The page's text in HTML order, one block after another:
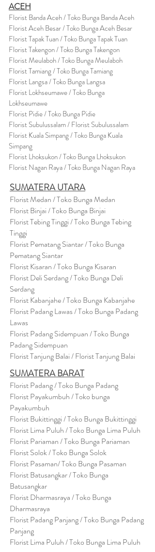
ACEH
Florist Banda Aceh / Toko Bunga Banda Aceh
Florist Aceh Besar / Toko Bunga Aceh Besar
Florist Tapak Tuan / Toko Bunga Tapak Tuan
Florist Takengon / Toko Bunga Takengon
Florist Meulaboh / Toko Bunga Meulaboh
Florist Tamiang / Toko Bunga Tamiang
Florist Langsa / Toko Bunga Langsa
Florist Lokhseumawe / Toko Bunga
Lokhseumawe
Florist Pidie / Toko Bunga Pidie
Florist Subulussalam / Florist Subulussalam
Florist Kuala Simpang / Toko Bunga Kuala
Simpang
Florist Lhoksukon / Toko Bunga Lhoksukon
Florist Nagan Raya / Toko Bunga Nagan Raya
SUMATERA UTARA
Florist Medan / Toko Bunga Medan
Florist Binjai / Toko Bunga Binjai
Florist Tebing Tinggi / Toko Bunga Tebing
Tinggi
Florist Pematang Siantar / Toko Bunga
Pematang Siantar
Florist Kisaran / Toko Bunga Kisaran
Florist Deli Serdang / Toko Bunga Deli
Serdang
Florist Kabanjahe / Toko Bunga Kabanjahe
Florist Padang Lawas / Toko Bunga Padang
Lawas
Florist Padang Sidempuan / Toko Bunga
Padang Sidempuan
Florist Tanjung Balai / Florist Tanjung Balai
SUMATERA BARAT
Florist Padang / Toko Bunga Padang
Florist Payakumbuh / Toko bunga
Payakumbuh
Florist Bukittinggi / Toko Bunga Bukittinggi
Florist Lima Puluh / Toko Bunga Lima Puluh
Florist Pariaman / Toko Bunga Pariaman
Florist Solok / Toko Bunga Solok
Florist Pasaman/ Toko Bunga Pasaman
Florist Batusangkar / Toko Bunga
Batusangkar
Florist Dharmasraya / Toko Bunga
Dharmasraya
Florist Padang Panjang / Toko Bunga Padang
Panjang
Florist Lima Puluh / Toko Bunga Lima Puluh